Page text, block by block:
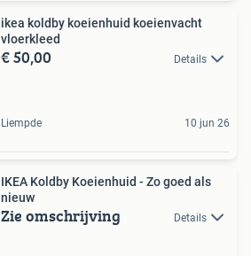
ikea koldby koeienhuid koeienvacht
vloerkleed
€ 50,00 Details
Liempde 10 jun 26
IKEA Koldby Koeienhuid - Zo goed als
nieuw
Zie omschrijving Details